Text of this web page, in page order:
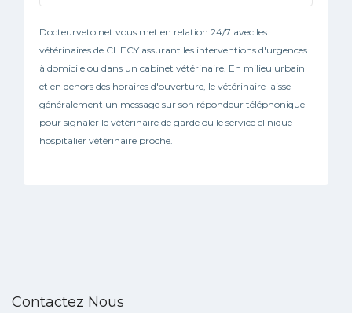
Docteurveto.net vous met en relation 24/7 avec les
vétérinaires de CHECY assurant les interventions d'urgences
à domicile ou dans un cabinet vétérinaire. En milieu urbain
et en dehors des horaires d'ouverture, le vétérinaire laisse
généralement un message sur son répondeur téléphonique
pour signaler le vétérinaire de garde ou le service clinique
hospitalier vétérinaire proche.
Contactez Nous